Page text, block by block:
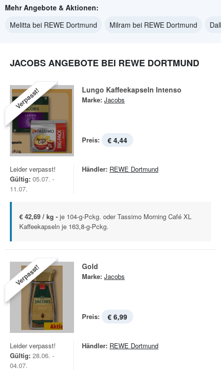
Mehr Angebote & Aktionen:
Melitta bei REWE Dortmund
Milram bei REWE Dortmund
JACOBS ANGEBOTE BEI REWE DORTMUND
Verpasst! Lungo Kaffeekapseln Intenso
Marke: Jacobs
Preis: € 4,44
Leider verpasst!
Gültig: 05.07. -
11.07.
Händler: REWE Dortmund
€ 42,69 / kg - je 104-g-Pckg. oder Tassimo Morning Café XL
Kaffeekapseln je 163,8-g-Pckg.
Verpasst! Gold
Marke: Jacobs
Preis: € 6,99
Leider verpasst!
Gültig: 28.06. -
04.07.
Händler: REWE Dortmund